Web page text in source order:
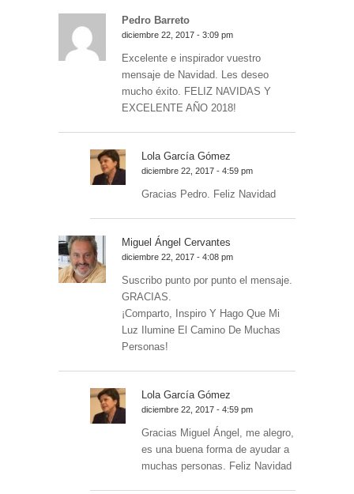
Pedro Barreto
diciembre 22, 2017 - 3:09 pm
Excelente e inspirador vuestro
mensaje de Navidad. Les deseo
mucho éxito. FELIZ NAVIDAS Y
EXCELENTE AÑO 2018!
Lola García Gómez
diciembre 22, 2017 - 4:59 pm
Gracias Pedro. Feliz Navidad
Miguel Ángel Cervantes
diciembre 22, 2017 - 4:08 pm
Suscribo punto por punto el mensaje.
GRACIAS.
¡Comparto, Inspiro Y Hago Que Mi
Luz Ilumine El Camino De Muchas
Personas!
Lola García Gómez
diciembre 22, 2017 - 4:59 pm
Gracias Miguel Ángel, me alegro,
es una buena forma de ayudar a
muchas personas. Feliz Navidad